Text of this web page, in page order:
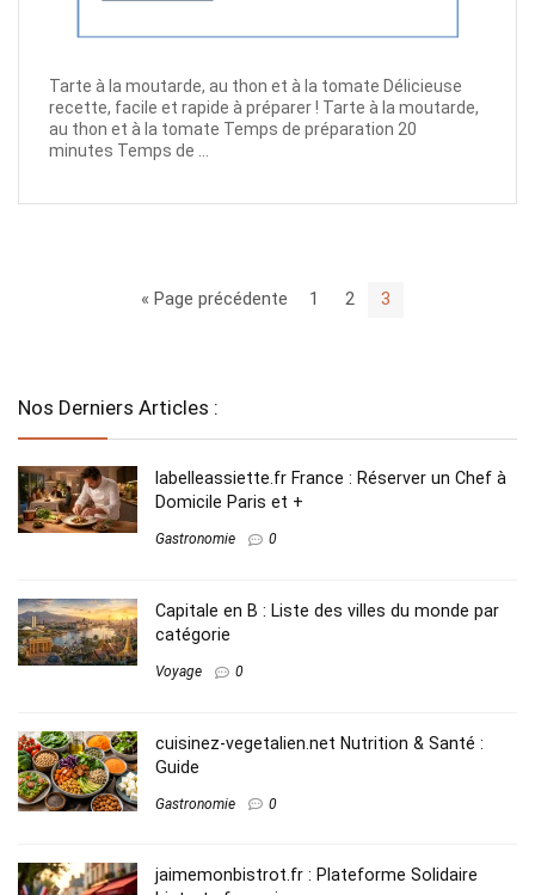
Tarte à la moutarde, au thon et à la tomate Délicieuse
recette, facile et rapide à préparer ! Tarte à la moutarde,
au thon et à la tomate Temps de préparation 20
minutes Temps de ...
« Page précédente 1 2 3
Nos Derniers Articles :
labelleassiette.fr France : Réserver un Chef à
Domicile Paris et +
Gastronomie 0
Capitale en B​ : Liste des villes du monde par
catégorie
Voyage 0
cuisinez-vegetalien.net Nutrition​ & Santé :
Guide
Gastronomie 0
jaimemonbistrot.fr : Plateforme Solidaire